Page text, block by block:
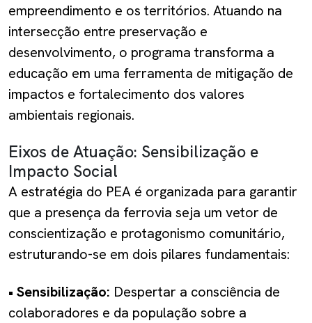
empreendimento e os territórios. Atuando na
intersecção entre preservação e
desenvolvimento, o programa transforma a
educação em uma ferramenta de mitigação de
impactos e fortalecimento dos valores
ambientais regionais.
Eixos de Atuação: Sensibilização e
Impacto Social
A estratégia do PEA é organizada para garantir
que a presença da ferrovia seja um vetor de
conscientização e protagonismo comunitário,
estruturando-se em dois pilares fundamentais:
• Sensibilização: Despertar a consciência de
colaboradores e da população sobre a